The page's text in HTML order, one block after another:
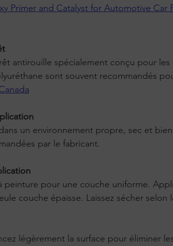
Primer and Catalyst for Automotive Car
sont souvent recommandés
par le fabricant.
couche épaisse. Laissez sécher selon